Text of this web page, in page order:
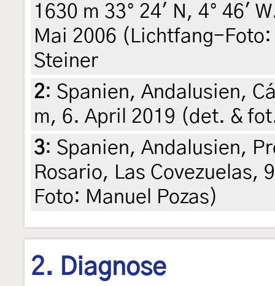
1630 m 33° 24' N, 4° 46'
Mai 2006 (Lichtfang-
Steiner
2: Spanien, Andalusien,
m, 6. April 2019 (det. &
3: Spanien, Andalusien,
Rosario, Las Covezuelas,
Foto: Manuel Pozas)
2. Diagnose